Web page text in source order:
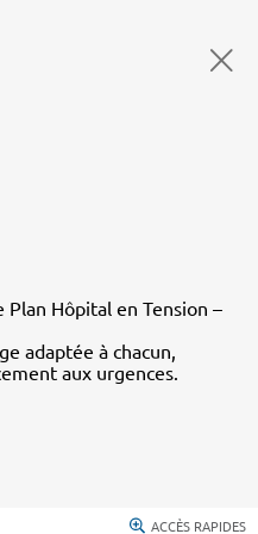
Hôpital en Tension –
adaptée à chacun,
aux urgences.
ACCÈS RAPIDES